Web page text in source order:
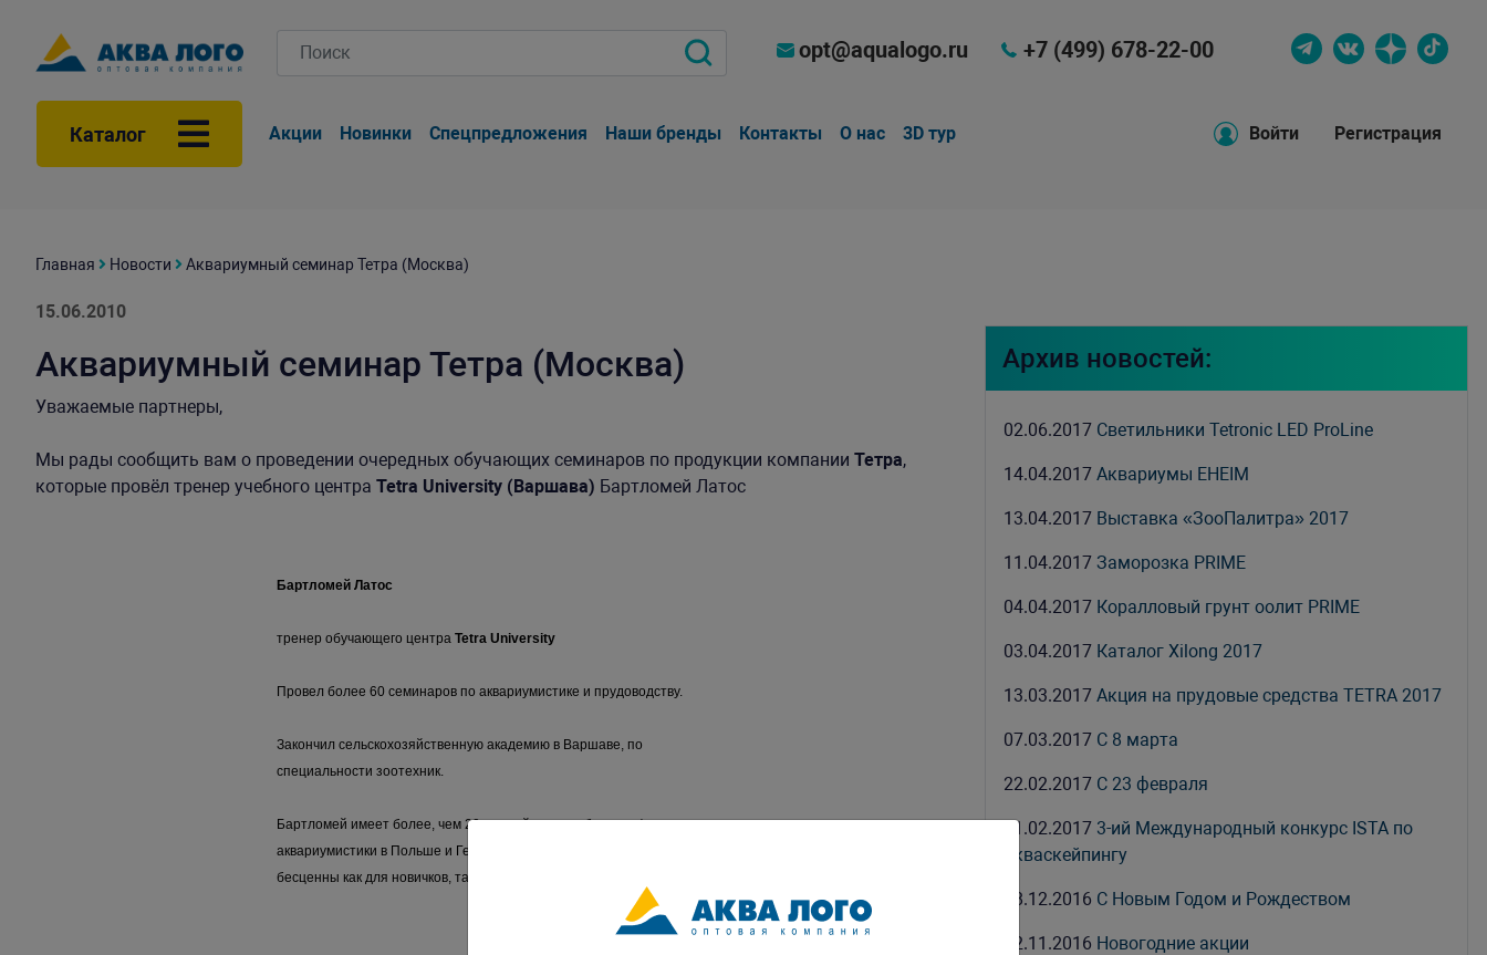
opt@aqualogo.ru +7 (499) 678-22-00
Каталог Акции Новинки Спецпредложения Наши бренды Контакты О нас 3D тур Войти Регистрация
Главная Новости Аквариумный семинар Тетра (Москва)
15.06.2010
Аквариумный семинар Тетра (Москва)
Уважаемые партнеры,
Мы рады сообщить вам о проведении очередных обучающих семинаров по продукции компании Тетра,
которые провёл тренер учебного центра Tetra University (Варшава) Бартломей Латос
Бартломей Латос
тренер обучающего центраTetra University
Провел более 60 семинаров по аквариумистике и прудоводству.
Закончил сельскохозяйственную академию в Варшаве, по
специальности зоотехник.
Бартломей имеет более, чем 20-летний опыт работы в сфере
аквариумистики в Польше и Германии, его знания
бесценны как для новичков, так и для специалистов.
Архив новостей:
02.06.2017 Светильники Tetronic LED ProLine
14.04.2017Аквариумы EHEIM
13.04.2017 Выставка «ЗооПалитра» 2017
11.04.2017Заморозка PRIME
04.04.2017 Коралловый грунт оолит PRIME
03.04.2017 Каталог Xilong 2017
13.03.2017Акция на прудовые средства TETRA 2017
07.03.2017 С 8 марта
22.02.2017 С 23 февраля
21.02.2017 3-ий Международный конкурс ISTA по
акваскейпингу
28.12.2016 С Новым Годом и Рождеством
22.11.2016 Новогодние акции